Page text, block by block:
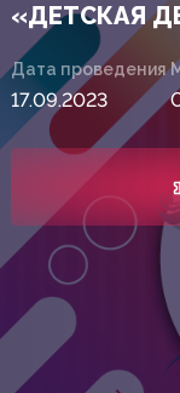
«ДЕТСКАЯ
Дата проведения
17.09.2023